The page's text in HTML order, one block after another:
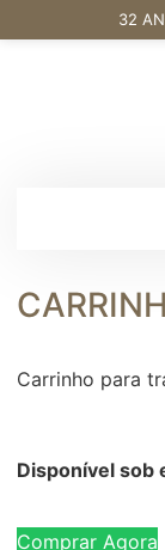
32
Carrinho para
Disponível sob
Comprar Agora